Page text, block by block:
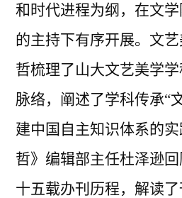
和时代进程为纲，在文
的主持下有序开展。文
哲梳理了山大文艺美学
脉络，阐述了学科传承“
建中国自主知识体系的
哲》编辑部主任杜泽逊
十五载办刊历程，解读